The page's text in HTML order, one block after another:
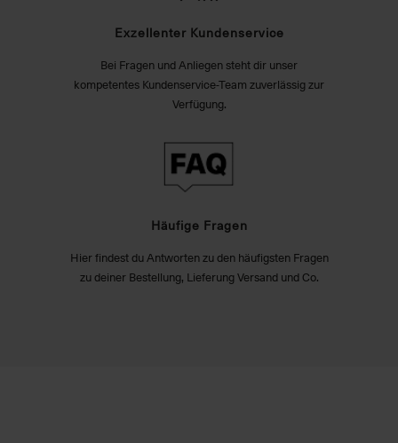
Exzellenter Kundenservice
Bei Fragen und Anliegen steht dir unser
kompetentes Kundenservice-Team zuverlässig zur
Verfügung.
Häufige Fragen
Hier findest du Antworten zu den häufigsten Fragen
zu deiner Bestellung, Lieferung Versand und Co.